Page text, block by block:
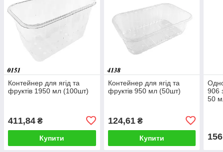
Контейнер для ягід та
фруктів 1950 мл (100шт)
411,84 ₴
Купити
Контейнер для ягід та
фруктів 950 мл (50шт)
124,61₴
Купити
906
50